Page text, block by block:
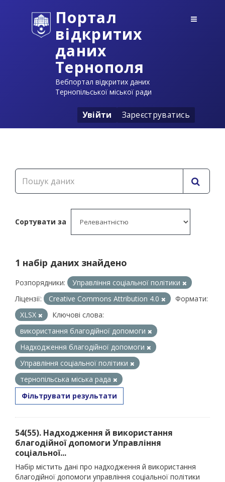
Портал
відкритих
даних
Тернополя
Вебпортал відкритих даних
Тернопільської міської ради
Увійти Зареєструватись
Сортувати за
1 набір даних знайдено
Розпорядники:
Управління соціальної політики
Ліцензії:
Creative Commons Attribution 4.0
Формати:
XLSX
Ключові слова:
використання благодійної допомоги
Надходження благодійної допомоги
Управління соціальної політики
тернопільська міська рада
Фільтрувати результати
54(55). Надходження й використання
благодійної допомоги Управління
соціальної...
Набір містить дані про надходження й використання
благодійної допомоги управління соціальної політики